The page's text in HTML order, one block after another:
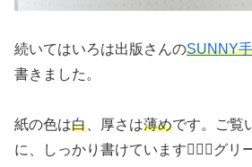
続いてはいろは出版さんのSUNNY
書きました。
紙の色は白 、厚さは薄めです。ご覧
に、しっかり書けています🙆🏻‍♀️グリ